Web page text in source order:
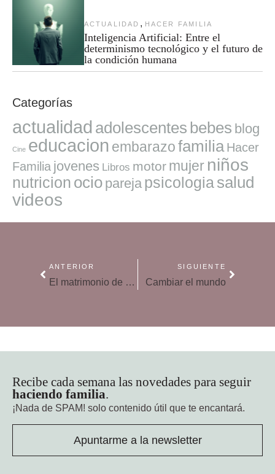
ACTUALIDAD , HACER FAMILIA
Inteligencia Artificial: Entre el
determinismo tecnológico y el futuro de
la condición humana
Categorías
actualidad adolescentes bebes blog
Cine educacion embarazofamilia Hacer
Familia jovenes Libros motor mujer niños
nutricion ocio pareja psicologiasalud
videos
ANTERIOR
El matrimonio de los abuelos
SIGUIENTE
Cambiar el mundo
Recibe cada semana las novedades para seguir
haciendo familia.
¡Nada de SPAM! solo contenido útil que te encantará.
Apuntarme a la newsletter